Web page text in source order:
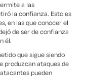
a las
la confianza. Esto es
en las que conocer el
de ser de confianza
él.
que sigue siendo
produzcan ataques de
pueden